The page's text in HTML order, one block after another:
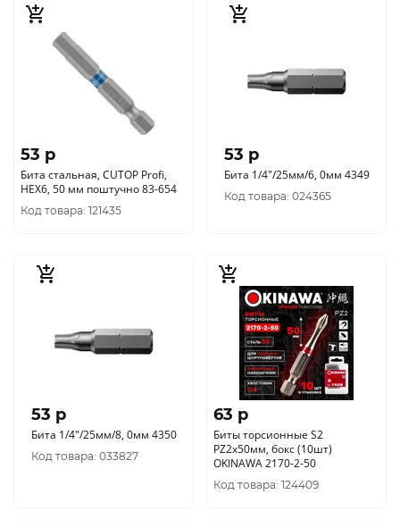
53 p
Бита стальная, CUTOP Profi,
HEX6, 50 мм поштучно 83-654
Код товара: 121435
53 p
Бита 1/4"/25мм/6, 0мм 4349
Код товара: 024365
53 p
Бита 1/4"/25мм/8, 0мм 4350
Код товара: 033827
63 p
Биты торсионные S2
PZ2x50мм, бокс (10шт)
OKINAWA 2170-2-50
Код товара: 124409